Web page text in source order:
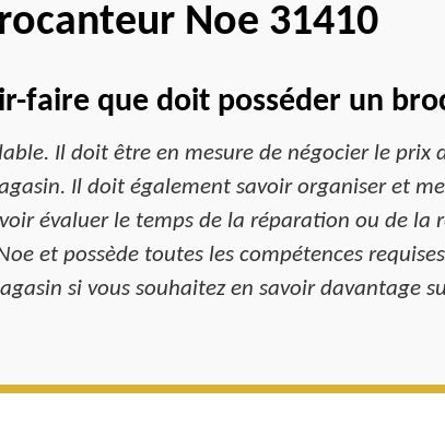
Noe 31410
faire que doit posséder un
Il doit être en mesure de négocier le prix
Il doit également savoir organiser et
évaluer le temps de la réparation ou de la
et possède toutes les compétences
si vous souhaitez en savoir davantage